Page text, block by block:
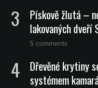
Pískově žlutá –
lakovaných dveří
5 comments
Dřevěné krytiny
systémem